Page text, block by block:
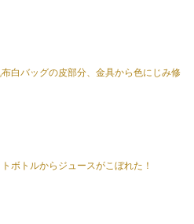
白バッグの皮部分、金具から色にじみ修
ボトルからジュースがこぼれた！